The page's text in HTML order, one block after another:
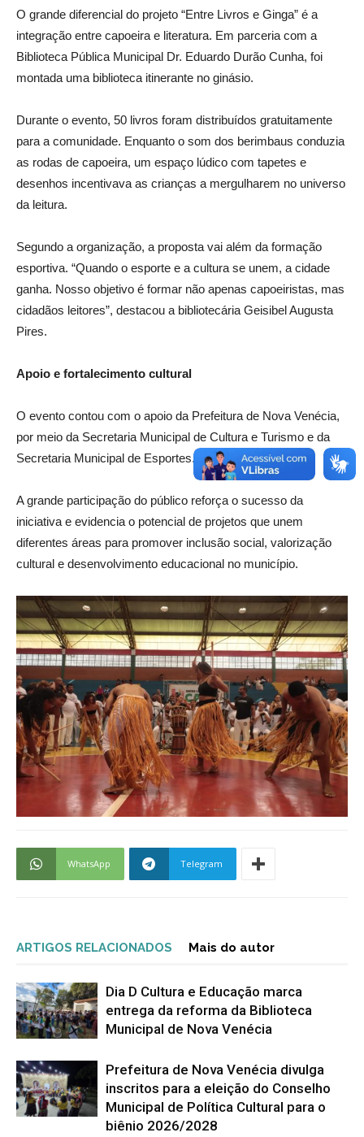
O grande diferencial do projeto “Entre Livros e Ginga” é a
integração entre capoeira e literatura. Em parceria com a
Biblioteca Pública Municipal Dr. Eduardo Durão Cunha, foi
montada uma biblioteca itinerante no ginásio.
Durante o evento, 50 livros foram distribuídos gratuitamente
para a comunidade. Enquanto o som dos berimbaus conduzia
as rodas de capoeira, um espaço lúdico com tapetes e
desenhos incentivava as crianças a mergulharem no universo
da leitura.
Segundo a organização, a proposta vai além da formação
esportiva. “Quando o esporte e a cultura se unem, a cidade
ganha. Nosso objetivo é formar não apenas capoeiristas, mas
cidadãos leitores”, destacou a bibliotecária Geisibel Augusta
Pires.
Apoio e fortalecimento cultural
O evento contou com o apoio da Prefeitura de Nova Venécia,
por meio da Secretaria Municipal de Cultura e Turismo e da
Secretaria Municipal de Esportes.
A grande participação do público reforça o sucesso da
iniciativa e evidencia o potencial de projetos que unem
diferentes áreas para promover inclusão social, valorização
cultural e desenvolvimento educacional no município.
WhatsApp Telegram
ARTIGOS RELACIONADOS Mais do autor
Dia D Cultura e Educação marca
entrega da reforma da Biblioteca
Municipal de Nova Venécia
Prefeitura de Nova Venécia divulga
inscritos para a eleição do Conselho
Municipal de Política Cultural para o
biênio 2026/2028